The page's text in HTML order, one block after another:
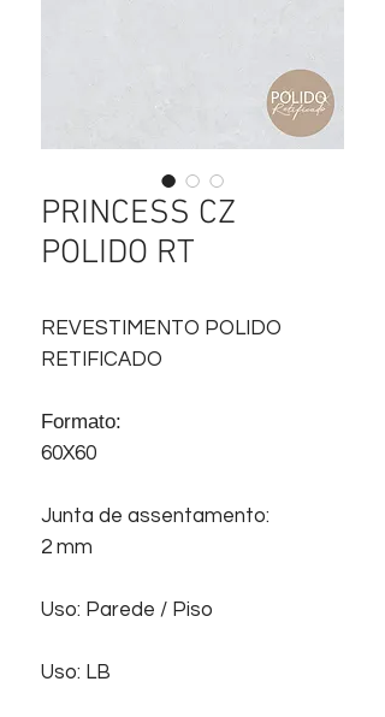
PRINCESS CZ
POLIDO RT
REVESTIMENTO POLIDO
RETIFICADO
Formato:
60X60
Junta de assentamento:
2 mm
Uso: Parede / Piso
Uso: LB